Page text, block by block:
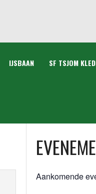
IJSBAAN SF TSJOM
Aankomende